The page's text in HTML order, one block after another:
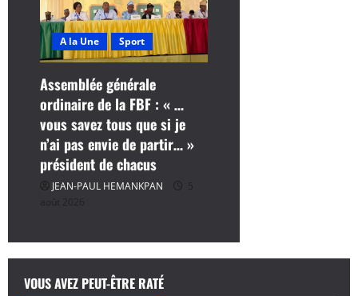
A la Une Sport
Assemblée générale
ordinaire de la FBF : « …
vous savez tous que si je
n’ai pas envie de partir… »
président de chacus
JEAN-PAUL HEMANKPAN
5
août 2026
VOUS AVEZ PEUT-ÊTRE RATÉ